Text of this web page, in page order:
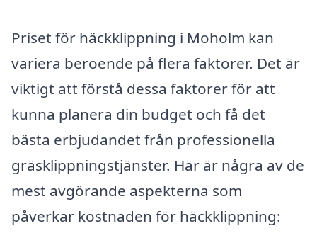
Priset för häckklippning i Moholm kan
variera beroende på flera faktorer. Det är
viktigt att förstå dessa faktorer för att
kunna planera din budget och få det
bästa erbjudandet från professionella
gräsklippningstjänster. Här är några av de
mest avgörande aspekterna som
påverkar kostnaden för häckklippning: